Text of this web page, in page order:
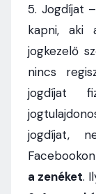
5. Jogdíjat
kapni, aki
jogkezelő
nincs
jogdíjat
jogdíjat,
a zenéket.